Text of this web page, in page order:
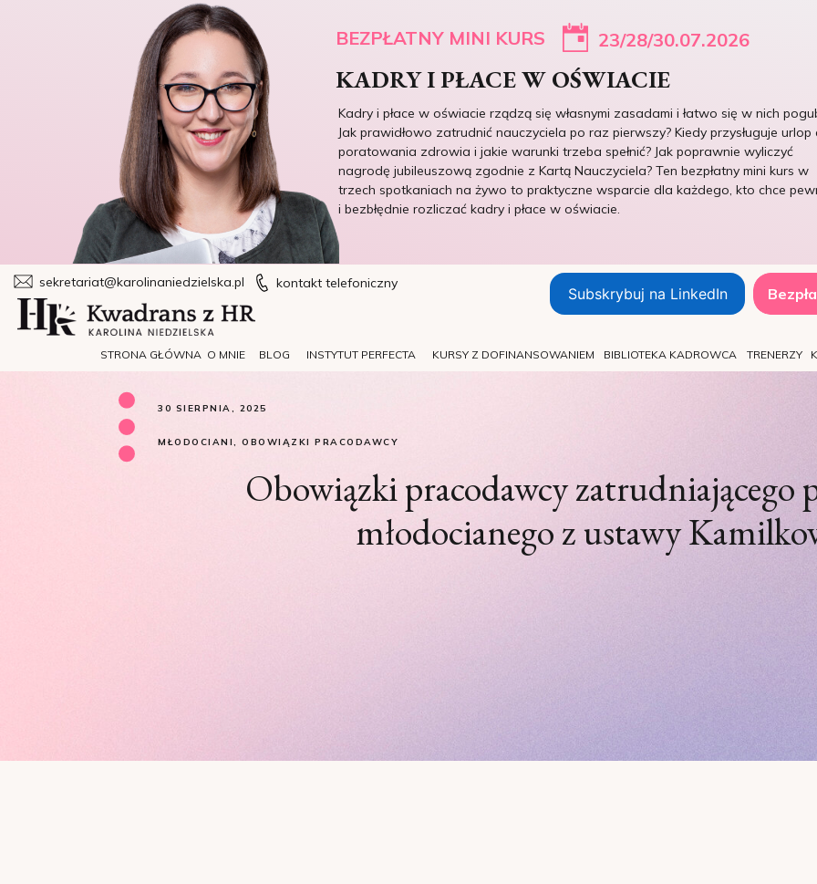
BEZPŁATNY MINI KURS
Kadry i płace w oświacie rządzą się własnymi zasadami i łatwo się w nich
Jak prawidłowo zatrudnić nauczyciela po raz pierwszy? Kiedy przysługuje urlop
poratowania zdrowia i jakie warunki trzeba spełnić? Jak poprawnie wyliczyć
nagrodę jubileuszową zgodnie z Kartą Nauczyciela? Ten bezpłatny mini kurs w
trzech spotkaniach na żywo to praktyczne wsparcie dla każdego, kto chce
i bezbłędnie rozliczać kadry i płace w oświacie.
KADRY I PŁACE W OŚWIACIE
23/28/30.07.2026
O MNIE BIBLIOTEKA KADROWCA
INSTYTUT PERFECTA
sekretariat@karolinaniedzielska.pl kontakt telefoniczny
TRENERZY
KURSY Z DOFINANSOWANIEM
STRONA GŁÓWNA BLOG
Subskrybuj na LinkedIn
Obowiązki pracodawcy zatrudniającego
młodocianego z ustawy
MŁODOCIANI, OBOWIĄZKI PRACODAWCY
30 SIERPNIA, 2025